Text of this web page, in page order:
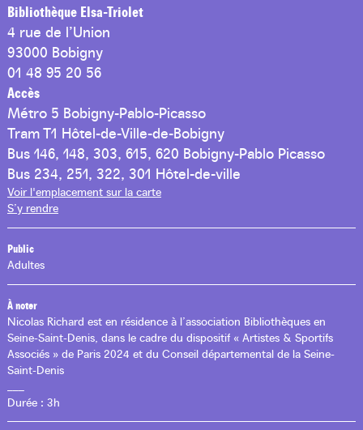
Bibliothèque Elsa-Triolet
4 rue de l’Union
93000 Bobigny
01 48 95 20 56
Accès
Métro 5 Bobigny-Pablo-Picasso
Tram T1 Hôtel-de-Ville-de-Bobigny
Bus 146, 148, 303, 615, 620 Bobigny-Pablo Picasso
Bus 234, 251, 322, 301 Hôtel-de-ville
Voir l'emplacement sur la carte
S’y rendre
Public
Adultes
À noter
Nicolas Richard est en résidence à l’association Bibliothèques en
Seine-Saint-Denis, dans le cadre du dispositif « Artistes & Sportifs
Associés » de Paris 2024 et du Conseil départemental de la Seine-
Saint-Denis
Durée : 3h